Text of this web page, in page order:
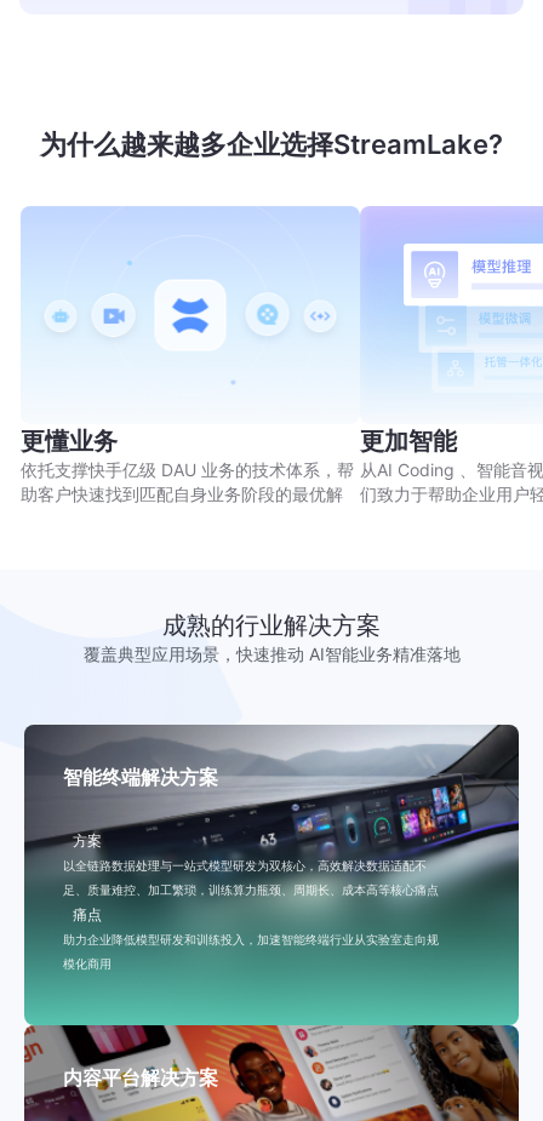
为什么越来越多企业选择StreamLake?
更懂业务
依托支撑快手亿级 DAU 业务的技术体系，帮
助客户快速找到匹配自身业务阶段的最优解
更加智能
从AI Coding 、智能音
们致力于帮助企业用户
成熟的行业解决方案
覆盖典型应用场景，快速推动 AI智能业务精准落地
智能终端解决方案
方案
以全链路数据处理与一站式模型研发为双核心，高效解决数据适配不
足、质量难控、加工繁琐，训练算力瓶颈、周期长、成本高等核心痛点
痛点
助力企业降低模型研发和训练投入，加速智能终端行业从实验室走向规
模化商用
内容平台解决方案